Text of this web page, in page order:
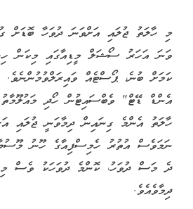
ވަނަ އަހަރު ސޯޝަލް މީޑިއާގައި މިކަން
ކަމަށް ބުނެ، ޕޯސްޓެއް
އެންޑް ޑޭޓް" ވެބްސައިޓުން ހޯދި މައުލޫމާތު
ހާލަތު އެންމެ ގިނައިން ދިމާވަނީ ޖުލައި
ނަމަވެސް އުތުރު ހެމިސްފިއާގެ ހޫނު
ދެ މަސް ދުވަހު، ކޮންމެ ދުވަހަކު ވެސް
ދިމާވެއެވެ.